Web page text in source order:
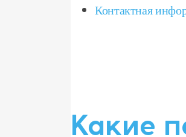
Контактная
Какие